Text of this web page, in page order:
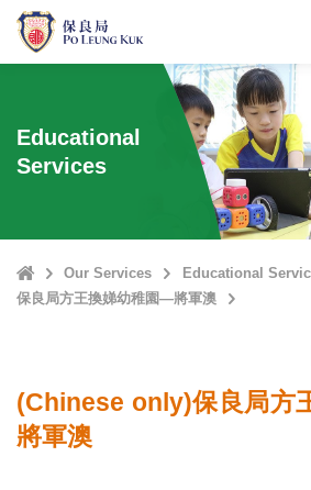
Skip
main
Educational
Services
HomeOur Services
Educational
保良局方王換娣幼稚園—將軍澳
(Chinese only)保良局方
將軍澳